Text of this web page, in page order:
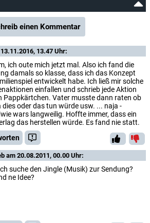
einen Kommentar
13.47 Uhr:
ich oute mich jetzt mal. Also ich fand die
damals so klasse, dass ich das Konzept
entwickelt habe. Ich ließ mir solche
einfallen und schrieb jede Aktion
Pappkärtchen. Vater musste dann raten ob
dies oder das tun würde usw. ... naja -
wars langweilig. Hoffte immer, dass ein
das herstellen würde. Es fand nie statt.
am 20.08.2011, 00.00 Uhr:
suche den Jingle (Musik) zur Sendung?
ne Idee?